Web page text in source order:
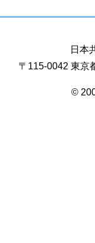
日本
〒115-0042 東京
©